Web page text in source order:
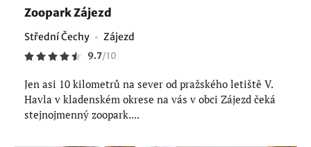
Zoopark Zájezd
Střední Čechy Zájezd
9.7/10
Jen asi 10 kilometrů na sever od pražského letiště V.
Havla v kladenském okrese na vás v obci Zájezd čeká
stejnojmenný zoopark....